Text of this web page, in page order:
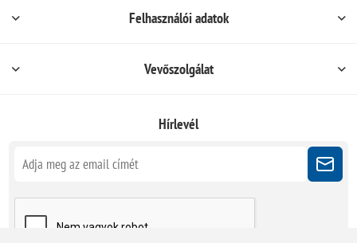
Felhasználói adatok
Vevőszolgálat
Hírlevél